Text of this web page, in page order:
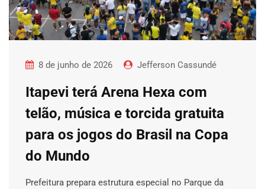
8 de junho de 2026 Jefferson Cassundé
Itapevi terá Arena Hexa com
telão, música e torcida gratuita
para os jogos do Brasil na Copa
do Mundo
Prefeitura prepara estrutura especial no Parque da